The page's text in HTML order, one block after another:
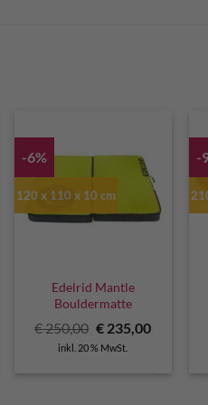
-6%
120 x 110 x 10 cm
Edelrid Mantle
Bouldermatte
€250,00 Ursprünglicher
Preis
war:
€ 235,00Aktueller
inkl. 20 % MwSt.
-